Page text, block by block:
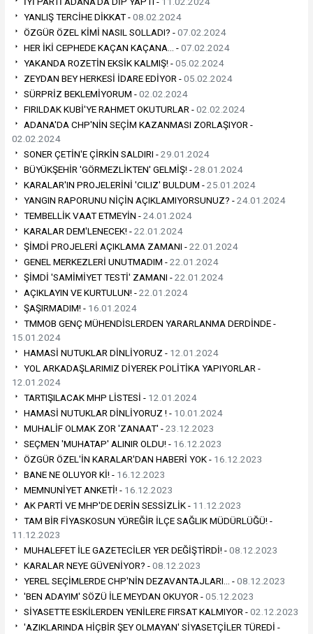
YANLIŞ TERCİHE DİKKAT -08.02.2024
ÖZGÜR ÖZEL KİMİ NASIL SOLLADI? -07.02.2024
HER İKİ CEPHEDE KAÇAN KAÇANA… -07.02.2024
YAKANDA ROZETİN EKSİK KALMIŞ! -05.02.2024
ZEYDAN BEY HERKESİ İDARE EDİYOR -05.02.2024
SÜRPRİZ BEKLEMİYORUM -02.02.2024
FIRILDAK KUBİ'YE RAHMET OKUTURLAR -02.02.2024
ADANA'DA CHP'NİN SEÇİM KAZANMASI ZORLAŞIYOR -
02.02.2024
SONER ÇETİN'E ÇİRKİN SALDIRI -29.01.2024
BÜYÜKŞEHİR 'GÖRMEZLİKTEN' GELMİŞ! -28.01.2024
KARALAR'IN PROJELERİNİ 'CILIZ' BULDUM -25.01.2024
YANGIN RAPORUNU NİÇİN AÇIKLAMIYORSUNUZ? -24.01.2024
TEMBELLİK VAAT ETMEYİN -24.01.2024
KARALAR DEM'LENECEK! -22.01.2024
ŞİMDİ PROJELERİ AÇIKLAMA ZAMANI -22.01.2024
GENEL MERKEZLERİ UNUTMADIM -22.01.2024
ŞİMDİ 'SAMİMİYET TESTİ' ZAMANI -22.01.2024
AÇIKLAYIN VE KURTULUN! -22.01.2024
ŞAŞIRMADIM! - 16.01.2024
TMMOB GENÇ MÜHENDİSLERDEN YARARLANMA DERDİNDE -
15.01.2024
HAMASİ NUTUKLAR DİNLİYORUZ - 12.01.2024
YOL ARKADAŞLARIMIZ DİYEREK POLİTİKA YAPIYORLAR -
12.01.2024
TARTIŞILACAK MHP LİSTESİ - 12.01.2024
HAMASİ NUTUKLAR DİNLİYORUZ ! - 10.01.2024
MUHALİF OLMAK ZOR 'ZANAAT' -23.12.2023
SEÇMEN 'MUHATAP' ALINIR OLDU! - 16.12.2023
ÖZGÜR ÖZEL'İN KARALAR'DAN HABERİ YOK - 16.12.2023
BANE NE OLUYOR Kİ! - 16.12.2023
MEMNUNİYET ANKETİ! - 16.12.2023
AK PARTİ VE MHP'DE DERİN SESSİZLİK - 11.12.2023
TAM BİR FİYASKOSUN YÜREĞİR İLÇE SAĞLIK MÜDÜRLÜĞÜ! -
11.12.2023
MUHALEFET İLE GAZETECİLER YER DEĞİŞTİRDİ! -08.12.2023
KARALAR NEYE GÜVENİYOR? -08.12.2023
YEREL SEÇİMLERDE CHP'NİN DEZAVANTAJLARI… -08.12.2023
'BEN ADAYIM' SÖZÜ İLE MEYDAN OKUYOR -05.12.2023
SİYASETTE ESKİLERDEN YENİLERE FIRSAT KALMIYOR -02.12.2023
'AZIKLARINDA HİÇBİR ŞEY OLMAYAN' SİYASETÇİLER TÜREDİ -